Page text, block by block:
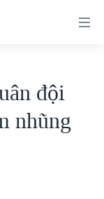
đội
nhũng